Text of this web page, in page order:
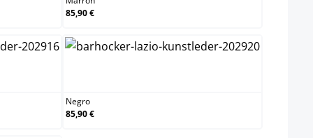
85,90 €
Negro
85,90 €